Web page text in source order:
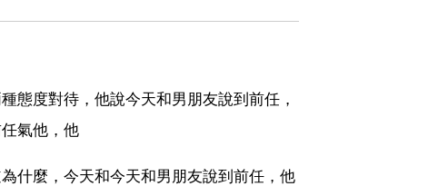
態度對待，他說今天和男朋友說到前任，
氣他，他
什麼，今天和今天和男朋友說到前任，他